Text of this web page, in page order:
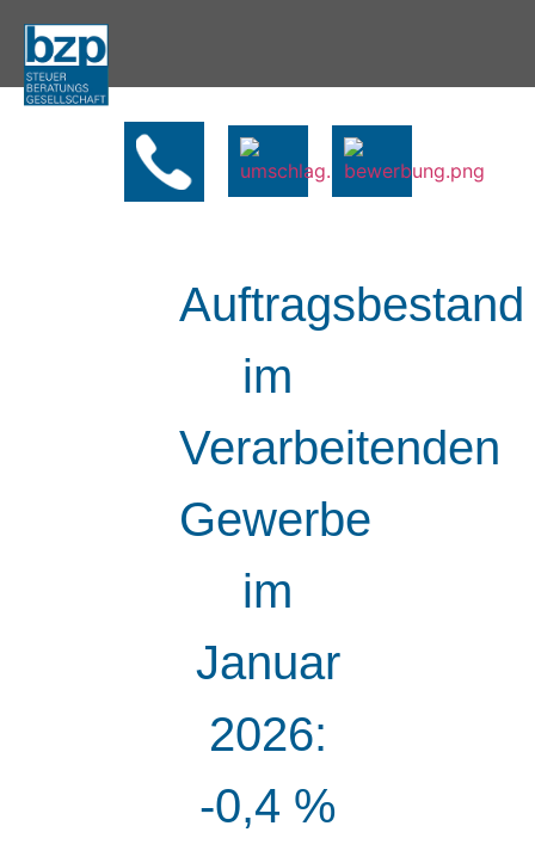
Auftragsbestand
im
Verarbeitenden
Gewerbe
im
Januar
2026:
-0,4 %